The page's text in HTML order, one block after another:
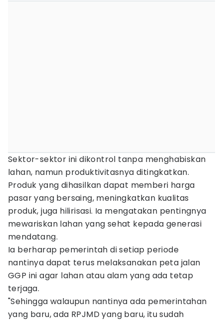
Sektor-sektor ini dikontrol tanpa menghabiskan
lahan, namun produktivitasnya ditingkatkan.
Produk yang dihasilkan dapat memberi harga
pasar yang bersaing, meningkatkan kualitas
produk, juga hilirisasi. Ia mengatakan pentingnya
mewariskan lahan yang sehat kepada generasi
mendatang.
Ia berharap pemerintah di setiap periode
nantinya dapat terus melaksanakan peta jalan
GGP ini agar lahan atau alam yang ada tetap
terjaga.
"Sehingga walaupun nantinya ada pemerintahan
yang baru, ada RPJMD yang baru, itu sudah